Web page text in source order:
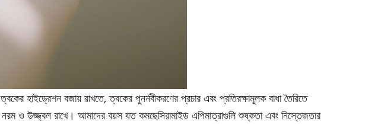
হাইড্রেশন বজায় রাখতে, ত্বকের পুনর্নবীকরণের প্রচার এবং প্রতিরক্ষামূলক বাধা তৈরিতে
নরম ও উজ্জ্বল রাখে। আমাদের বয়স যত কমছেসিরামাইড এপিমাত্রাগুলি শুষ্কতা এবং নিস্তেজতার